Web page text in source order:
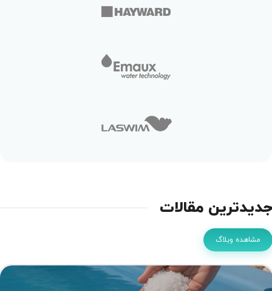
مقالات
مشاهده وبلاگ